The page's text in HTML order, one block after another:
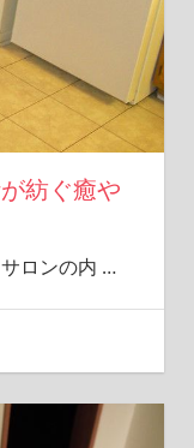
紡ぐ癒や
ロンの内 …